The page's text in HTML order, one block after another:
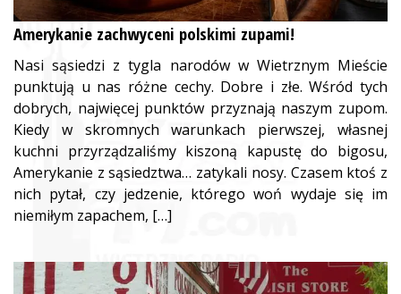
Amerykanie zachwyceni polskimi zupami!
Nasi sąsiedzi z tygla narodów w Wietrznym Mieście
punktują u nas różne cechy. Dobre i złe. Wśród tych
dobrych, najwięcej punktów przyznają naszym zupom.
Kiedy w skromnych warunkach pierwszej, własnej
kuchni przyrządzaliśmy kiszoną kapustę do bigosu,
Amerykanie z sąsiedztwa… zatykali nosy. Czasem ktoś z
nich pytał, czy jedzenie, którego woń wydaje się im
niemiłym zapachem, […]